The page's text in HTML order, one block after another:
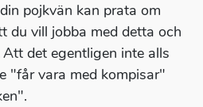
pojkvän kan prata om
du vill jobba med detta och
det egentligen inte alls
"får vara med kompisar"